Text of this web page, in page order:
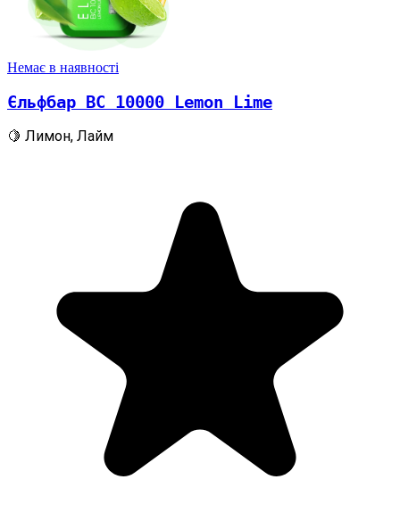
Немає в наявності
Єльфбар BC 10000 Lemon Lime
🍋 Лимон, Лайм